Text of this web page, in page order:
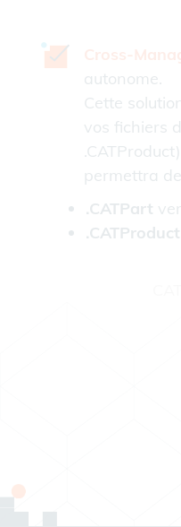
autonome.
Cette
vos fichiers
permettra
.CATPart
.CATProduct